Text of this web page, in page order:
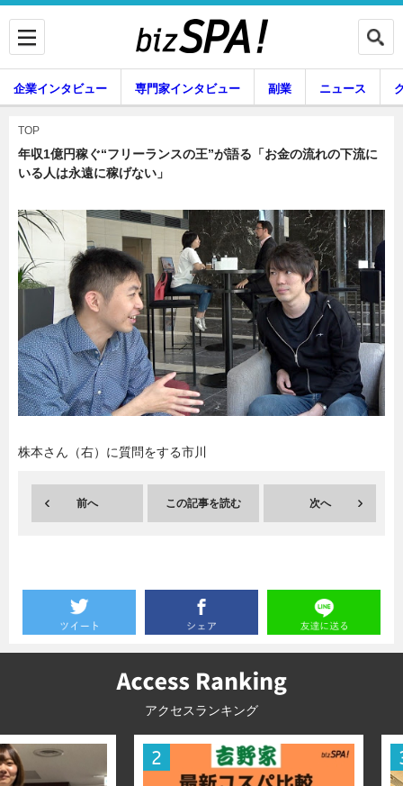
企業インタビュー 専門家インタビュー
副業 ニュース
グルメ スキル
連載一覧
企業インタビュー 専門家インタビュー 副業 ニュース
暮らし
TOP
年収1億円稼ぐ“フリーランスの王”が語る「お金の流れの下流に
いる人は永遠に稼げない」
株本さん（右）に質問をする市川
前へ この記事を読む 次へ
アクセスランキング